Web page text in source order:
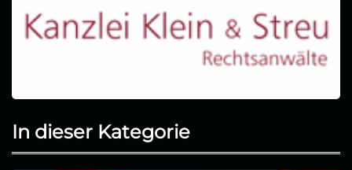
In dieser Kategorie